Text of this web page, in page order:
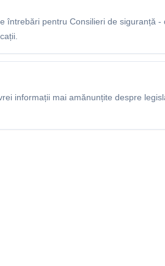
întrebări pentru Consilieri de siguranță -
informații mai amănunțite despre